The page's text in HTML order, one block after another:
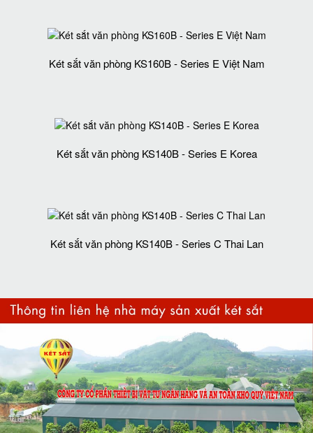
Két sắt văn phòng KS160B - Series E Việt Nam
Két sắt văn phòng KS140B - Series E Korea
Két sắt văn phòng KS140B - Series C Thai Lan